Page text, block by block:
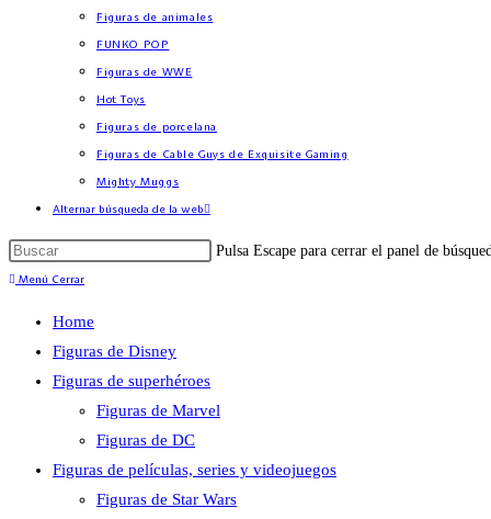
Figuras de animales
FUNKO POP
Figuras de WWE
Hot Toys
Figuras de porcelana
Figuras de Cable Guys de Exquisite Gaming
Mighty Muggs
Alternar búsqueda de la web
Pulsa Escape para cerrar el panel de
Menú Cerrar
Home
Figuras de Disney
Figuras de superhéroes
Figuras de Marvel
Figuras de DC
Figuras de películas, series y videojuegos
Figuras de Star Wars